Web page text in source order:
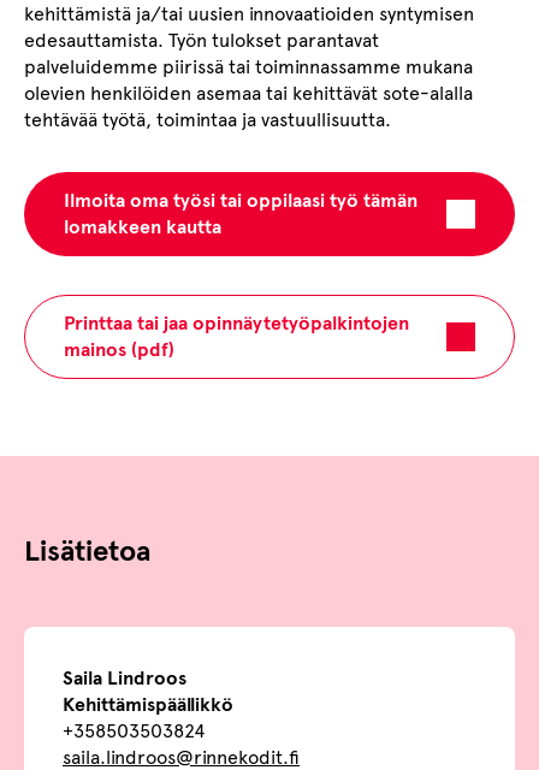
kehittämistä ja/tai uusien innovaatioiden syntymisen
edesauttamista. Työn tulokset parantavat
palveluidemme piirissä tai toiminnassamme mukana
olevien henkilöiden asemaa tai kehittävät sote-alalla
tehtävää työtä, toimintaa ja vastuullisuutta.
Ilmoita oma työsi tai oppilaasi työ tämän
lomakkeen kautta
Printtaa tai jaa opinnäytetyöpalkintojen
mainos (pdf)
Lisätietoa
Saila Lindroos
Kehittämispäällikkö
+358503503824
saila.lindroos@rinnekodit.fi